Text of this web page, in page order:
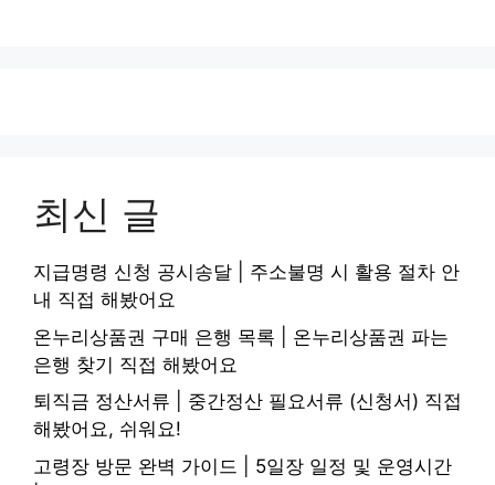
최신 글
지급명령 신청 공시송달 | 주소불명 시 활용 절차 안
내 직접 해봤어요
온누리상품권 구매 은행 목록 | 온누리상품권 파는
은행 찾기 직접 해봤어요
퇴직금 정산서류 | 중간정산 필요서류 (신청서) 직접
해봤어요, 쉬워요!
고령장 방문 완벽 가이드 | 5일장 일정 및 운영시간